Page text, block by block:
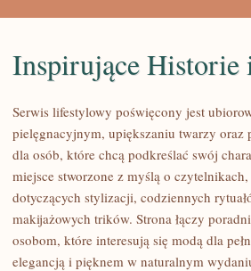
INSPIRUJĄCE
HISTORIE
Inspirujące
Serwis lifestylowy poświęcony jest
pielęgnacyjnym, upiększaniu twarzy oraz
dla osób, które chcą podkreślać swój
miejsce stworzone z myślą o
dotyczących stylizacji, codziennych
makijażowych trików. Strona łączy
osobom, które interesują się modą dla
elegancją i pięknem w naturalnym